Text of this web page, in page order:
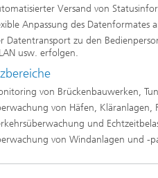
Versand von
Anpassung des Datenformates
Datentransport zu den
usw. erfolgen.
von Brückenbauwerken,
von Häfen, Kläranlagen,
und
von Windanlagen und -